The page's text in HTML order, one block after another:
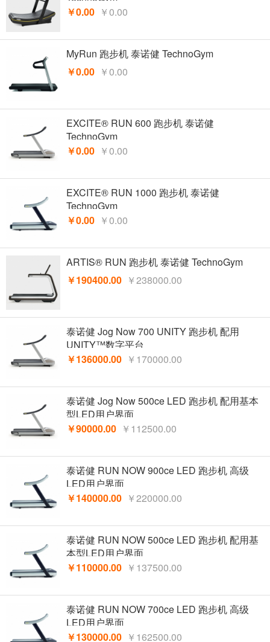
￥0.00 ￥0.00
MyRun 跑步机 泰诺健 TechnoGym
￥0.00 ￥0.00
EXCITE® RUN 600 跑步机 泰诺健
TechnoGym
￥0.00 ￥0.00
EXCITE® RUN 1000 跑步机 泰诺健
TechnoGym
￥0.00 ￥0.00
ARTIS® RUN 跑步机 泰诺健 TechnoGym
￥190400.00 ￥238000.00
泰诺健 Jog Now 700 UNITY 跑步机 配用
UNITY™数字平台
￥136000.00 ￥170000.00
泰诺健 Jog Now 500ce LED 跑步机 配用基本
型LED用户界面
￥90000.00 ￥112500.00
泰诺健 RUN NOW 900ce LED 跑步机 高级
LED用户界面
￥140000.00 ￥220000.00
泰诺健 RUN NOW 500ce LED 跑步机 配用基
本型LED用户界面
￥110000.00 ￥137500.00
泰诺健 RUN NOW 700ce LED 跑步机 高级
LED用户界面
￥130000.00 ￥162500.00